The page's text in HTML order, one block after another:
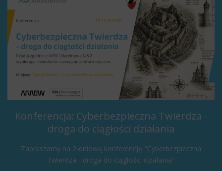
Konferencja: Cyberbezpieczna Twierdza -
droga do ciągłości działania
Zapraszamy na 2-dniową konferencję "Cyberbezpieczna
Twierdza - droga do ciągłości działania"